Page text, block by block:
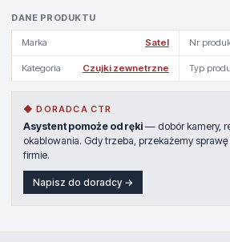
DANE PRODUKTU
Marka Satel Nr
Kategoria Czujki zewnetrzne Typ
◆ DORADCA CTR
Asystent pomoże od ręki — dobór kamery,
okablowania. Gdy trzeba, przekażemy
firmie.
Napisz do doradcy →